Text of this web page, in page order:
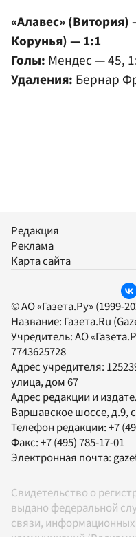
«Алавес»
Корунья) — 1:1
Голы: Мендес — 45,
Удаления:Бернар
Редакция
Реклама
Карта сайта
© АО «Газета.Ру» (1999-
Название: Газета.Ru
Учредитель:АО
7743625728
Адрес учредителя:
улица, дом 67
Адрес редакции и
Варшавское шоссе, д.9,
Телефон редакции:+7
Факс:+7 (495) 785-17-01
Электронная почта:
Свидетельство о
выдано федеральной
связи,